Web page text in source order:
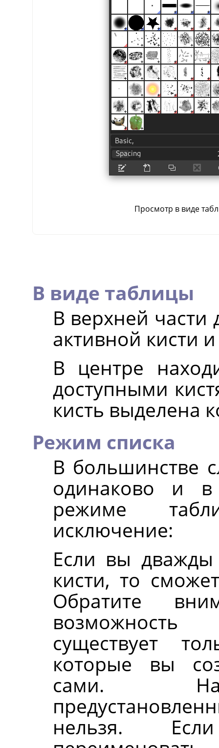
Просмотр в виде
В виде таблицы
В верхней части
активной кисти
В центре
доступными
кисть выделена
Режим списка
В большинстве
одинаково и
режиме
исключение:
Если вы
кисти, то
Обратите
возможность
существует
которые вы
сами.
нельзя.